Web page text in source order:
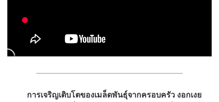
การเจริญเติบโตของเมล็ดพันธุ์จากครอบครัว งอกเงย